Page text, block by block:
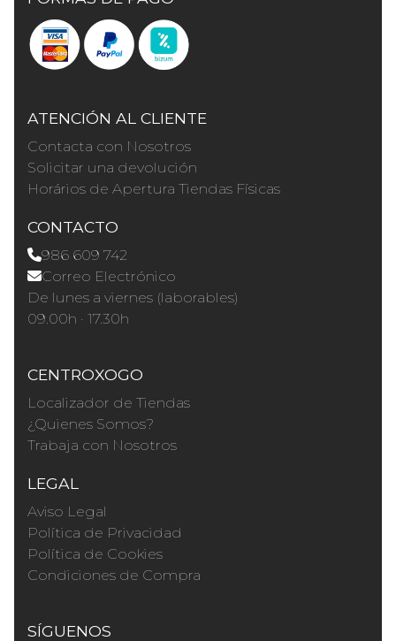
ATENCIÓN AL CLIENTE
Contacta con Nosotros
Solicitar una devolución
Horários de Apertura Tiendas Físicas
CONTACTO
986 609 742
Correo Electrónico
De lunes a viernes (laborables)
09.00h · 17.30h
CENTROXOGO
Localizador de Tiendas
¿Quienes Somos?
Trabaja con Nosotros
LEGAL
Aviso Legal
Política de Privacidad
Política de Cookies
Condiciones de Compra
SÍGUENOS